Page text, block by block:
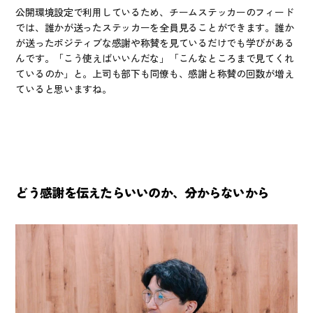
公開環境設定で利用しているため、チームステッカーのフィード
では、誰かが送ったステッカーを全員見ることができます。誰か
が送ったポジティブな感謝や称賛を見ているだけでも学びがある
んです。「こう使えばいいんだな」「こんなところまで見てくれ
ているのか」と。上司も部下も同僚も、感謝と称賛の回数が増え
ていると思いますね。
どう感謝を伝えたらいいのか、分からないから